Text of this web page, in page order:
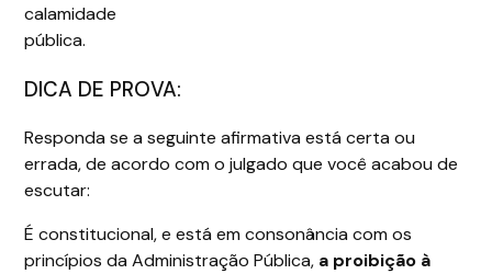
calamidade
DICA DE PROVA:
Responda se a seguinte afirmativa está certa ou
errada, de acordo com o julgado que você acabou de
escutar:
É constitucional, e está em consonância com os
princípios da Administração Pública, a proibição à